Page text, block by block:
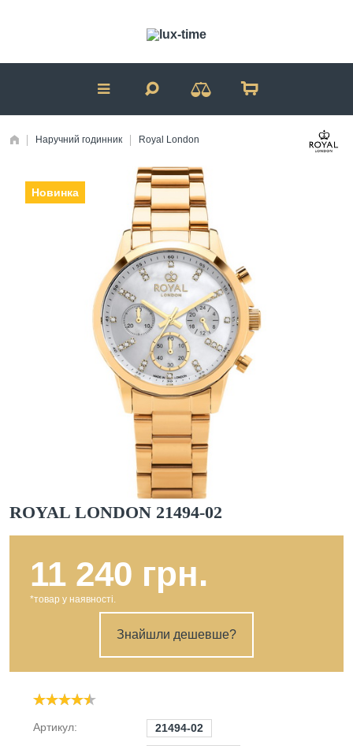
Наручний годинник Royal London
Новинка
ROYAL LONDON 21494-02
11 240 грн.
*товар у наявності.
Знайшли дешевше?
Артикул:
21494-02